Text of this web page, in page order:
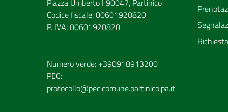
Codice fiscale: 00601920820
P. IVA: 00601920820
Numero verde: +390918913200
PEC:
protocollo@pec.comune.partinico.pa.it